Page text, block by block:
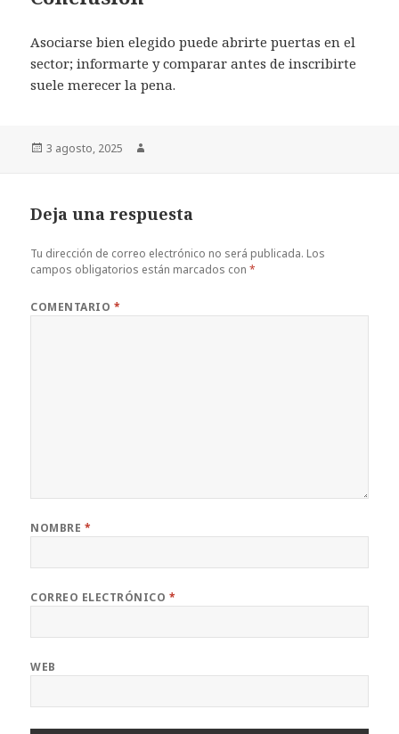
Asociarse bien elegido puede abrirte puertas en el
sector; informarte y comparar antes de inscribirte
suele merecer la pena.
Publicado
3 agosto, 2025
Deja una respuesta
Tu dirección de correo electrónico no será publicada. Los
campos obligatorios están marcados con*
COMENTARIO *
NOMBRE *
CORREO ELECTRÓNICO *
WEB